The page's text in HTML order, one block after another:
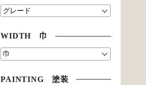
WIDTH 巾
PAINTING 塗装